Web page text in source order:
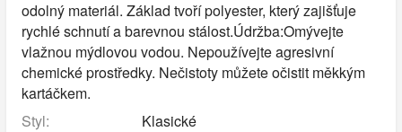
odolný materiál. Základ tvoří polyester, který zajišťuje
rychlé schnutí a barevnou stálost.Údržba:Omývejte
vlažnou mýdlovou vodou. Nepoužívejte agresivní
chemické prostředky. Nečistoty můžete očistit měkkým
kartáčkem.
Styl:
Klasické